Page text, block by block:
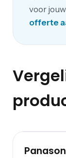
voor
offerte